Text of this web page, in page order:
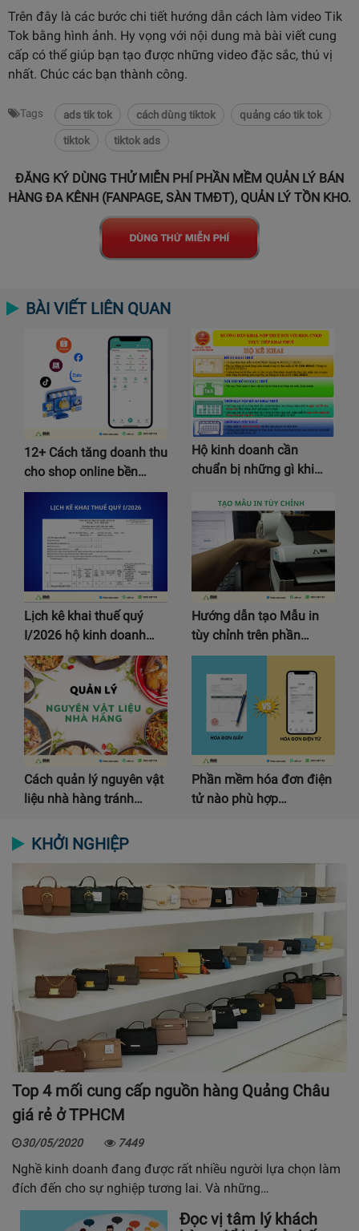
Trên đây là các bước chi tiết hướng dẫn cách làm video Tik
Tok bằng hình ảnh. Hy vọng với nội dung mà bài viết cung
cấp có thể giúp bạn tạo được những video đặc sắc, thú vị
nhất. Chúc các bạn thành công.
Tags ads tik tok cách dùng tiktok
quảng cáo tik tok
tiktok
tiktok ads
ĐĂNG KÝ DÙNG THỬ MIỄN PHÍ PHẦN MỀM QUẢN LÝ BÁN
HÀNG ĐA KÊNH (FANPAGE, SÀN TMĐT), QUẢN LÝ TỒN KHO.
BÀI VIẾT LIÊN QUAN
12+ Cách tăng doanh thu
cho shop online bền…
Hộ kinh doanh cần
chuẩn bị những gì khi…
Lịch kê khai thuế quý
I/2026 hộ kinh doanh…
Hướng dẫn tạo Mẫu in
tùy chỉnh trên phần…
Cách quản lý nguyên vật
liệu nhà hàng tránh…
Phần mềm hóa đơn điện
tử nào phù hợp…
KHỞI NGHIỆP
Top 4 mối cung cấp nguồn hàng Quảng Châu
giá rẻ ở TPHCM
30/05/2020 7449
Nghề kinh doanh đang được rất nhiều người lựa chọn làm
đích đến cho sự nghiệp tương lai. Và những…
Đọc vị tâm lý khách